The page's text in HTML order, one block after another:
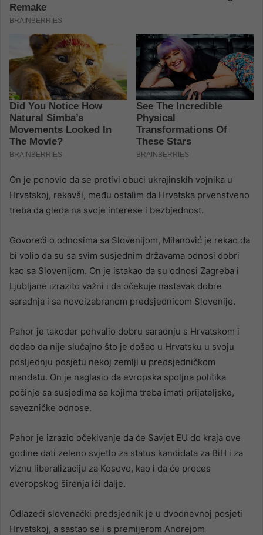
On je ponovio da se protivi obuci ukrajinskih vojnika u
Hrvatskoj, rekavši, među ostalim da Hrvatska prvenstveno
treba da gleda na svoje interese i bezbjednost.
Govoreći o odnosima sa Slovenijom, Milanović je rekao da
bi volio da su sa svim susjednim državama odnosi dobri
kao sa Slovenijom. On je istakao da su odnosi Zagreba i
Ljubljane izrazito važni i da očekuje nastavak dobre
saradnja i sa novoizabranom predsjednicom Slovenije.
Pahor je također pohvalio dobru saradnju s Hrvatskom i
dodao da nije slučajno što je došao u Hrvatsku u svoju
posljednju posjetu nekoj zemlji u predsjedničkom
mandatu. On je naglasio da evropska spoljna politika
počinje sa susjedima sa kojima treba imati prijateljske,
savezničke odnose.
Pahor je izrazio očekivanje da će Savjet EU do kraja ove
godine dati zeleno svjetlo za status kandidata za BiH i za
viznu liberalizaciju za Kosovo, kao i da će proces
everopskog širenja ići dalje.
Odlazeći slovenački predsjednik je u dvodnevnoj posjeti
Hrvatskoj, a sastao se i s premijerom Andrejom